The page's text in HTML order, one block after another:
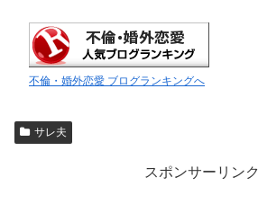
不倫・婚外恋愛 ブログランキングへ
サレ夫
スポンサーリンク